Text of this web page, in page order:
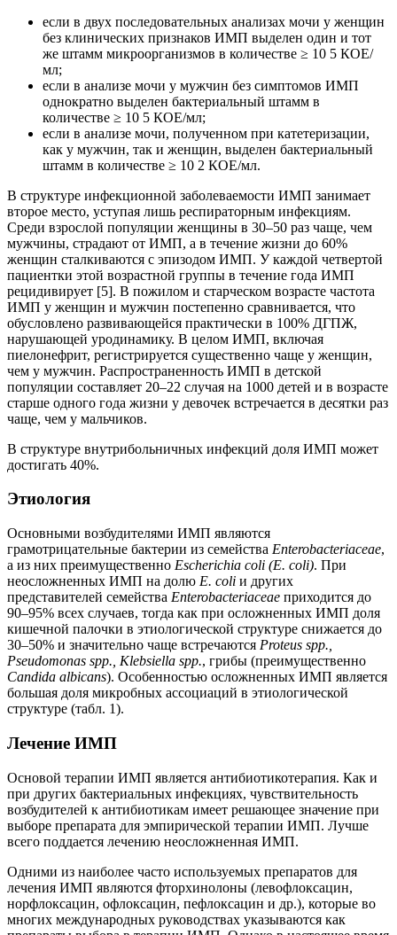
если в двух последовательных анализах мочи у женщин
без клинических признаков ИМП выделен один и тот
же штамм микроорганизмов в количестве ≥ 10 5 КОЕ/
мл;
если в анализе мочи у мужчин без симптомов ИМП
однократно выделен бактериальный штамм в
количестве ≥ 10 5 КОЕ/мл;
если в анализе мочи, полученном при катетеризации,
как у мужчин, так и женщин, выделен бактериальный
штамм в количестве ≥ 10 2 КОЕ/мл.
В структуре инфекционной заболеваемости ИМП занимает
второе место, уступая лишь респираторным инфекциям.
Среди взрослой популяции женщины в 30–50 раз чаще, чем
мужчины, страдают от ИМП, а в течение жизни до 60%
женщин сталкиваются с эпизодом ИМП. У каждой четвертой
пациентки этой возрастной группы в течение года ИМП
рецидивирует [5]. В пожилом и старческом возрасте частота
ИМП у женщин и мужчин постепенно сравнивается, что
обусловлено развивающейся практически в 100% ДГПЖ,
нарушающей уродинамику. В целом ИМП, включая
пиелонефрит, регистрируется существенно чаще у женщин,
чем у мужчин. Распространенность ИМП в детской
популяции составляет 20–22 случая на 1000 детей и в возрасте
старше одного года жизни у девочек встречается в десятки раз
чаще, чем у мальчиков.
В структуре внутрибольничных инфекций доля ИМП может
достигать 40%.
Этиология
Основными возбудителями ИМП являются
грамотрицательные бактерии из семейства Enterobacteriacеae,
а из них преимущественно Escherichia coli (E. сoli). При
неосложненных ИМП на долю E. сoli и других
представителей семейства Enterobacteriacеae приходится до
90–95% всех случаев, тогда как при осложненных ИМП доля
кишечной палочки в этиологической структуре снижается до
30–50% и значительно чаще встречаются Proteus spp.,
Pseudomonas spp., Klebsiella spp., грибы (преимущественно
Candida albicans). Особенностью осложненных ИМП является
большая доля микробных ассоциаций в этиологической
структуре (табл. 1).
Лечение ИМП
Основой терапии ИМП является антибиотикотерапия. Как и
при других бактериальных инфекциях, чувствительность
возбудителей к антибиотикам имеет решающее значение при
выборе препарата для эмпирической терапии ИМП. Лучше
всего поддается лечению неосложненная ИМП.
Одними из наиболее часто используемых препаратов для
лечения ИМП являются фторхинолоны (левофлоксацин,
норфлоксацин, офлоксацин, пефлоксацин и др.), которые во
многих международных руководствах указываются как